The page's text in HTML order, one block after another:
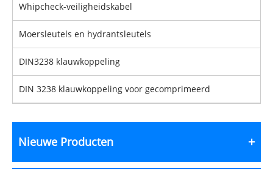
Whipcheck-veiligheidskabel
Moersleutels en hydrantsleutels
DIN3238 klauwkoppeling
DIN 3238 klauwkoppeling voor gecomprimeerd
Nieuwe Producten